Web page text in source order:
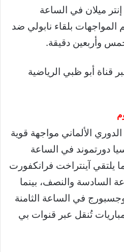
إنتر ميلان في الساعة
المواجهات بلقاء نابولي ضد
وأربعين دقيقة.
قناة أبو ظبي الرياضية
الألماني مواجهة قوية
دورتموند في الساعة
يلتقي آينتراخت فرانكفورت
السادسة والنصف، بينما
في الساعة الثامنة
تُنقل عبر قنوات بي